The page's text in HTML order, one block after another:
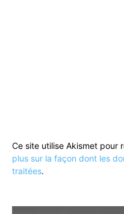
Ce site utilise Akismet pour
plus sur la façon dont les
traitées.